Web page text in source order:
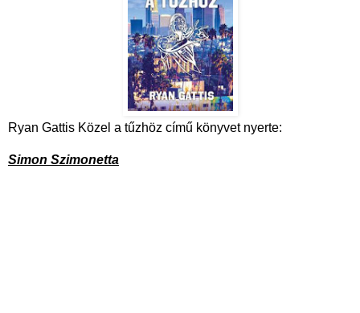
Ryan Gattis Közel a tűzhöz című könyvet nyerte:
Simon Szimonetta